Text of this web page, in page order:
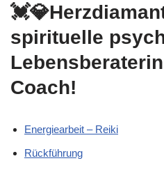
spirituelle
Coach!
Energiearbeit – Reiki
Rückführung